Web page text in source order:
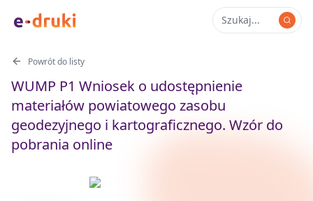
Powrót do listy
WUMP P1 Wniosek o udostępnienie
materiałów powiatowego zasobu
geodezyjnego i kartograficznego. Wzór do
pobrania online